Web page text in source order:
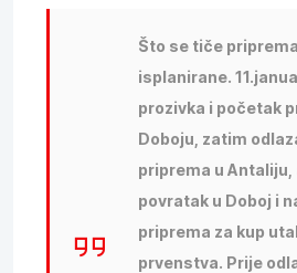
Što se tiče
isplanirane.
prozivka i početak
Doboju, zatim
priprema u Antaliju,
povratak u Doboj i
priprema za kup
prvenstva. Prije